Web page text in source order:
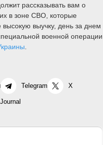
рассказывать вам о
в зоне СВО, которые
высокую выучку, день за днем
военной операции
Telegram X